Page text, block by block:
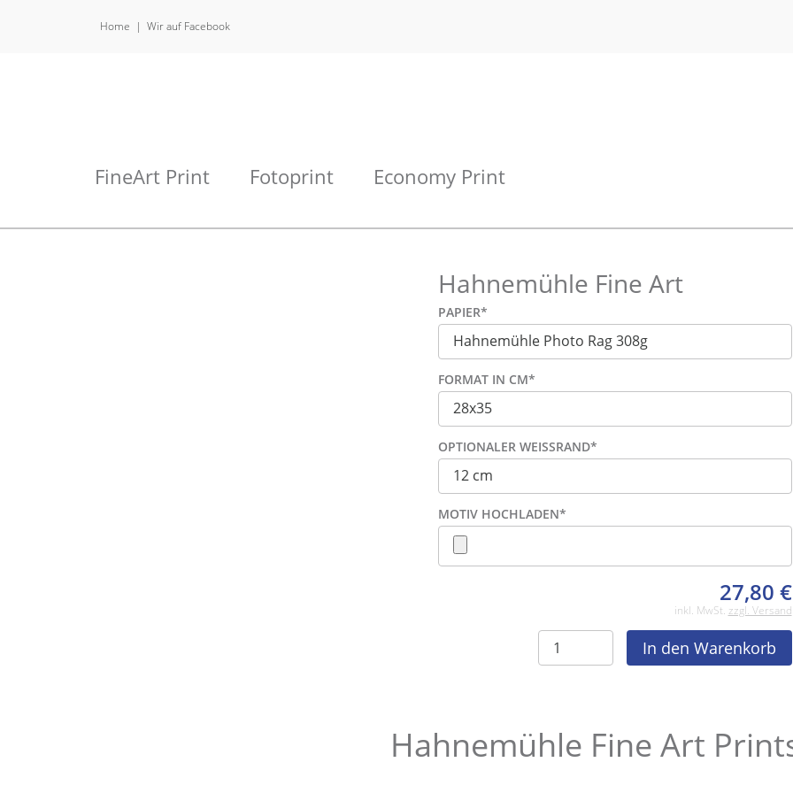
Home Wir auf Facebook
FineArt Print Fotoprint Economy Print
Hahnemühle Fine Art
PAPIER*
FORMAT IN CM*
OPTIONALER WEISSRAND *
MOTIV HOCHLADEN*
27,80 €
inkl. MwSt. zzgl. Versand
Hahnemühle Fine Art